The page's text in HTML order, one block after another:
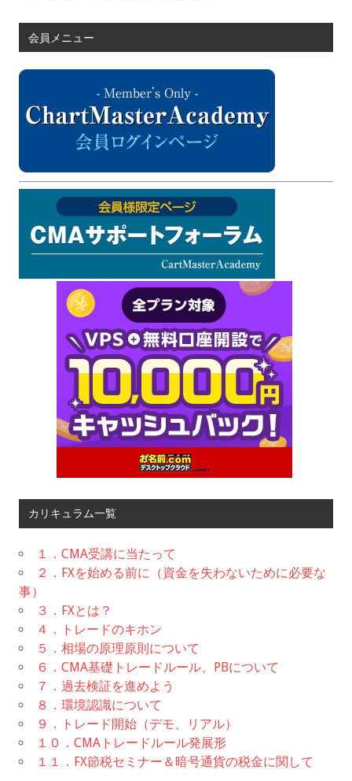
会員メニュー
カリキュラム一覧
１．CMA受講に当たって
２．FXを始める前に（資金を失わないために必要な
事）
３．FXとは？
４．トレードのキホン
５．相場の原理原則について
６．CMA基礎トレードルール、PBについて
７．過去検証を進めよう
８．環境認識について
９．トレード開始（デモ、リアル）
１０．CMAトレードルール発展形
１１．FX節税セミナー＆暗号通貨の税金に関して